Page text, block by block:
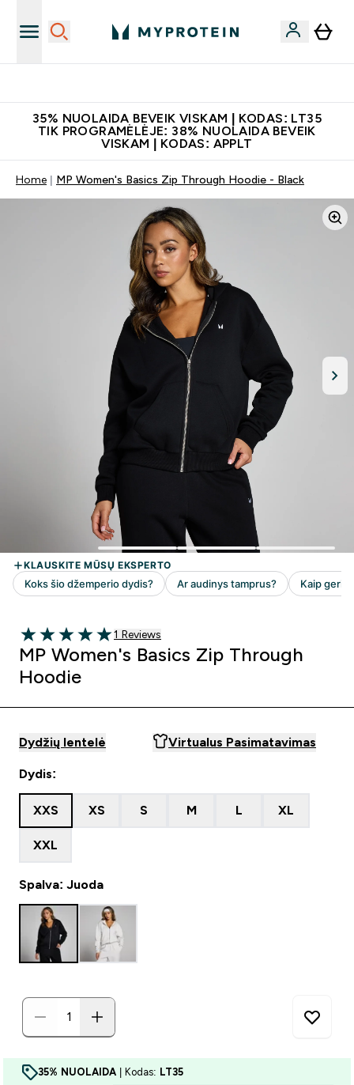
35% NUOLAIDA BEVEIK VISKAM | KODAS: LT35
TIK PROGRAMĖLĖJE: 38% NUOLAIDA BEVEIK
VISKAM | KODAS: APPLT
Home MP Women's Basics Zip Through Hoodie - Black
5 out of 5 stars
1 customer reviews
1 Reviews
MP Women's Basics Zip Through
Hoodie
Dydžių lentelė Virtualus Pasimatavimas
Dydis:
XXS XS S M L XL
XXL
Spalva: Juoda
35% NUOLAIDA | Kodas: LT35